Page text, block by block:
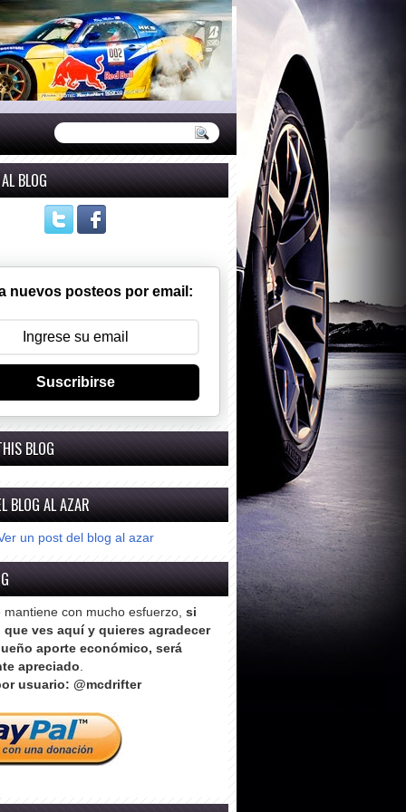
BLOG
nuevos posteos por email:
Suscribirse
BLOG
BLOG AL AZAR
un post del blog al azar
mantiene con mucho esfuerzo, si
ves aquí y quieres agradecer
aporte económico, será
apreciado.
usuario: @mcdrifter